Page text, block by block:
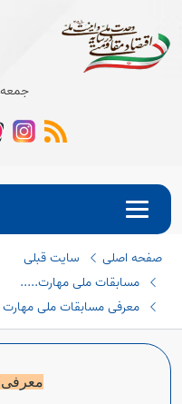
Open
Open
Open
Open
جمعه 16 مرداد 1405
صفحه اصلی
سایت قبلی
مسابقات ملی مهارت.....
معرفی مسابقات ملی مهارت